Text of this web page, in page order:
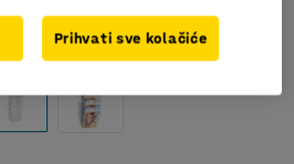
Slični proizvodi
Prihvati sve kolačiće